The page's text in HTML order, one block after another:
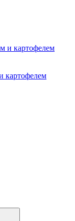
картофелем